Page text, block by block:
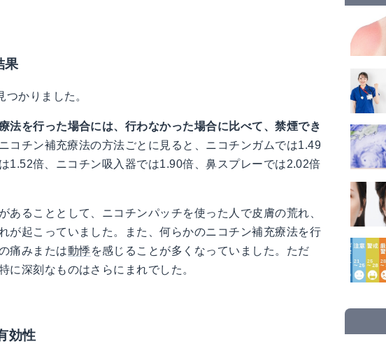
果
かりました。
法を行った場合には、行わなかった場合に比べて、禁煙でき
コチン補充療法の方法ごとに見ると、ニコチンガムでは1.49
1.52倍、ニコチン吸入器では1.90倍、鼻スプレーでは2.02倍
あることとして、ニコチンパッチを使った人で皮膚の荒れ、
が起こっていました。また、何らかのニコチン補充療法を行
痛みまたは動悸を感じることが多くなっていました。ただ
に深刻なものはさらにまれでした。
効性